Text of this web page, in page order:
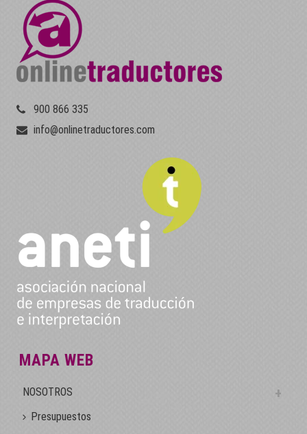
900 866 335
info@onlinetraductores.com
MAPA WEB
NOSOTROS
Presupuestos